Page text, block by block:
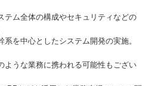
テム全体の構成やセキュリティなどの
を中心としたシステム開発の実施。
うな業務に携われる可能性もござい